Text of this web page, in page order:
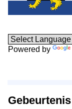
Powered by
Gebeurtenis